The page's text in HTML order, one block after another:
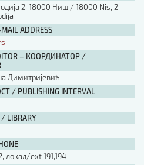
2, 18000 Ниш / 18000 Nis, 2
ADDRESS
– КООРДИНАТОР /
Димитријевић
/ PUBLISHING INTERVAL
локал/ext 191,194